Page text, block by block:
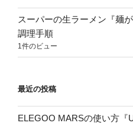
スーパーの生ラーメン『麺
調理手順
1件のビュー
最近の投稿
ELEGOO MARSの使い方『